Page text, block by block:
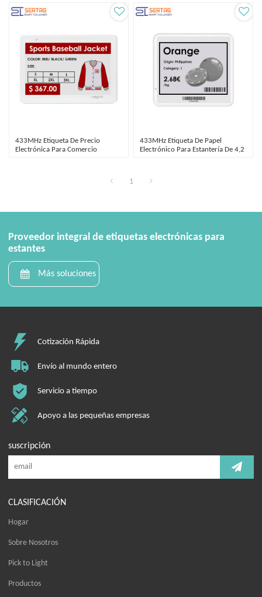
433MHz Etiqueta De Precio
Electrónica Para Comercio
433MHz Etiqueta De Papel
Electrónico Para Estantería De 4,2
1
Proveedor integral de etiquetas electrónicas para
estantes
Más soluciones
Cotización Rápida
Envío al mundo entero
Servicio a tiempo
Apoyo a las pequeñas empresas
suscripción
CLASIFICACIÓN
Hogar
Sobre Nosotros
Pick to Light
Productos